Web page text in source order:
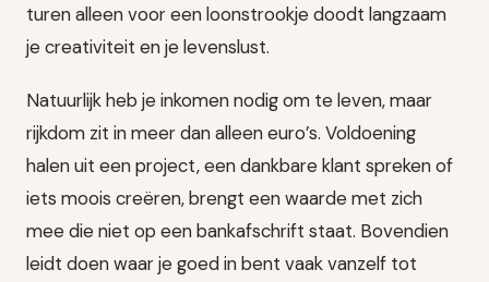
turen alleen voor een loonstrookje doodt langzaam
je creativiteit en je levenslust.
Natuurlijk heb je inkomen nodig om te leven, maar
rijkdom zit in meer dan alleen euro’s. Voldoening
halen uit een project, een dankbare klant spreken of
iets moois creëren, brengt een waarde met zich
mee die niet op een bankafschrift staat. Bovendien
leidt doen waar je goed in bent vaak vanzelf tot